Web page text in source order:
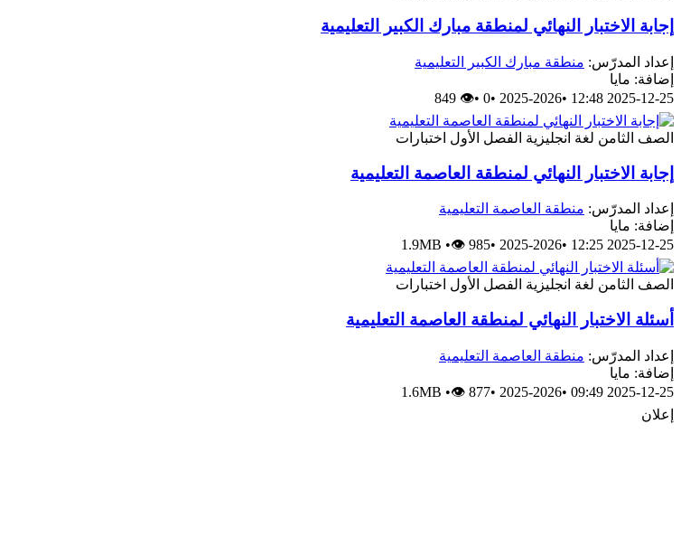
إجابة الاختبار النهائي لمنطقة مبارك الكبير التعليمية
إعداد المدرّس: منطقة مبارك الكبير التعليمية
إضافة: مايا
2025-12-25 12:48
•
2025-2026
•
0
•
👁 849
الصف الثامن لغة انجليزية الفصل الأول اختبارات
إجابة الاختبار النهائي لمنطقة العاصمة التعليمية
إعداد المدرّس: منطقة العاصمة التعليمية
إضافة: مايا
2025-12-25 12:25
•
2025-2026
•
1.9MB •👁 985
الصف الثامن لغة انجليزية الفصل الأول اختبارات
أسئلة الاختبار النهائي لمنطقة العاصمة التعليمية
إعداد المدرّس: منطقة العاصمة التعليمية
إضافة: مايا
2025-12-25 09:49
•
2025-2026
•
1.6MB •👁 877
إعلان